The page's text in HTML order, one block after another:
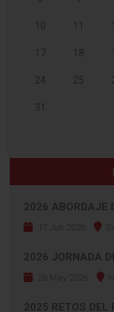
10 11
17 18
24 25
31
2026 ABORDAJE
17 Jun 2026
2026 JORNADA
28 May 2026
2025 RETOS DEL